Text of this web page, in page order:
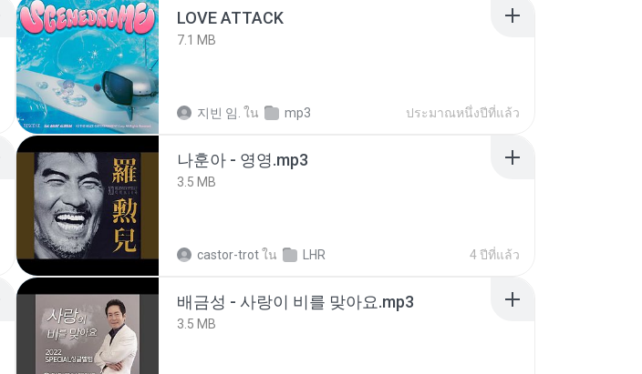
LOVE ATTACK
7.1 MB
지빈 임. ใน mp3 ประมาณหนึ่งปีที่แล้ว
나훈아 - 영영.mp3
3.5 MB
castor-trotใน LHR 4 ปีที่แล้ว
배금성 - 사랑이 비를 맞아요.mp3
3.5 MB